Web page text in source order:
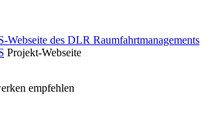
des DLR Raumfahrtmanagements
Projekt-Webseite